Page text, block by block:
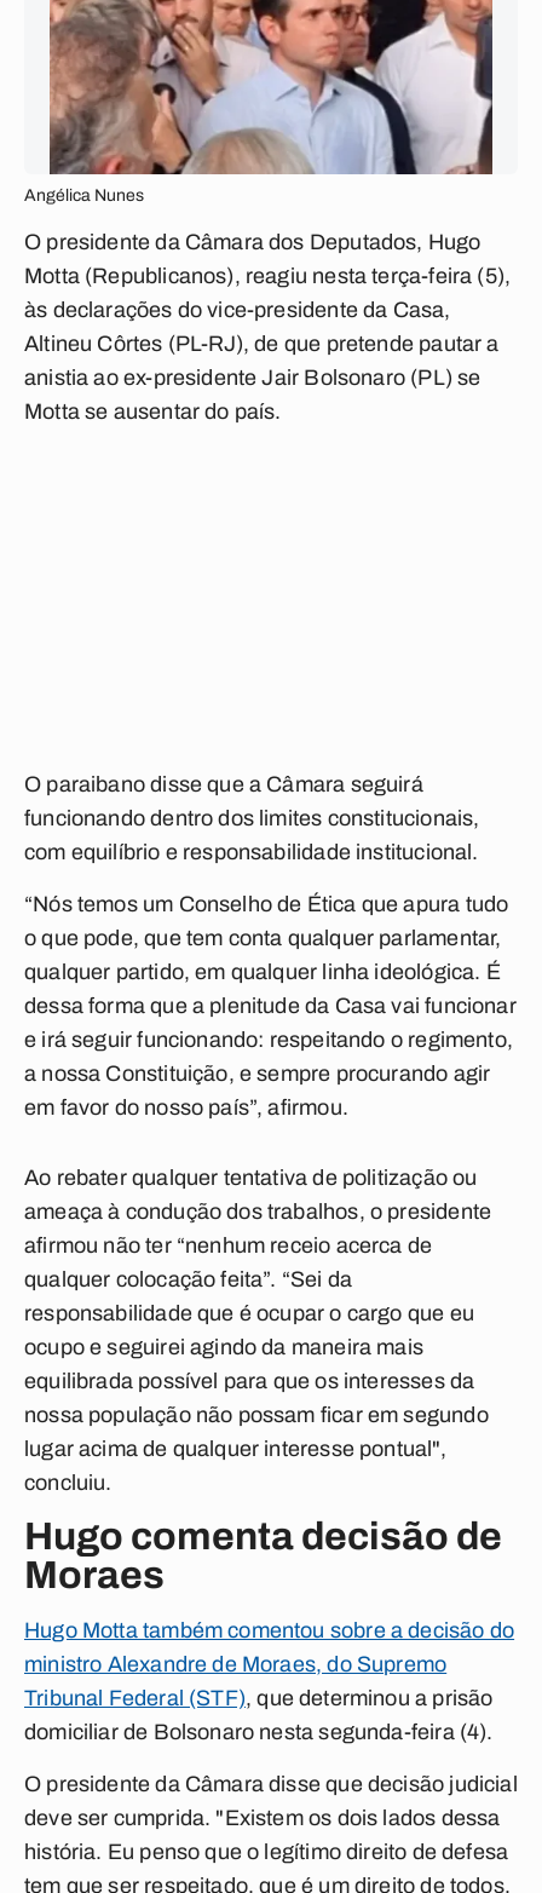
Angélica Nunes
O presidente da Câmara dos Deputados, Hugo
Motta (Republicanos), reagiu nesta terça-feira (5),
às declarações do vice-presidente da Casa,
Altineu Côrtes (PL-RJ), de que pretende pautar a
anistia ao ex-presidente Jair Bolsonaro (PL) se
Motta se ausentar do país.
O paraibano disse que a Câmara seguirá
funcionando dentro dos limites constitucionais,
com equilíbrio e responsabilidade institucional.
“Nós temos um Conselho de Ética que apura tudo
o que pode, que tem conta qualquer parlamentar,
qualquer partido, em qualquer linha ideológica. É
dessa forma que a plenitude da Casa vai funcionar
e irá seguir funcionando: respeitando o regimento,
a nossa Constituição, e sempre procurando agir
em favor do nosso país”, afirmou.
Ao rebater qualquer tentativa de politização ou
ameaça à condução dos trabalhos, o presidente
afirmou não ter “nenhum receio acerca de
qualquer colocação feita”. “Sei da
responsabilidade que é ocupar o cargo que eu
ocupo e seguirei agindo da maneira mais
equilibrada possível para que os interesses da
nossa população não possam ficar em segundo
lugar acima de qualquer interesse pontual",
concluiu.
Hugo comenta decisão de
Moraes
Hugo Motta também comentou sobre a decisão do
ministro Alexandre de Moraes, do Supremo
Tribunal Federal (STF), que determinou a prisão
domiciliar de Bolsonaro nesta segunda-feira (4).
O presidente da Câmara disse que decisão judicial
deve ser cumprida. "Existemos dois lados dessa
história. Eu penso que o legítimo direito de defesa
tem que ser respeitado, que é um direito de todos,